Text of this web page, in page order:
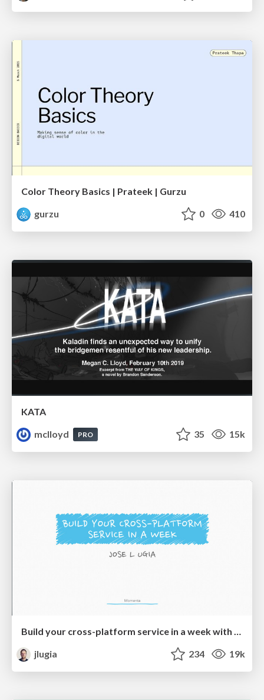
Color Theory Basics | Prateek | Gurzu
gurzu
0 410
KATA
mclloyd
PRO 35 15k
Build your cross-platform service in a week with App Engine
jlugia
234 19k